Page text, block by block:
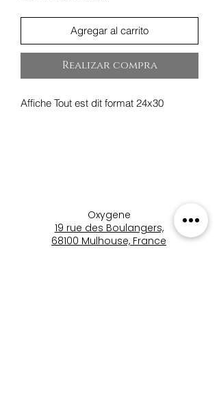
Agregar al carrito
Realizar compra
Affiche Tout est dit format 24x30
Oxygene
19 rue des Boulangers,
68100 Mulhouse, France